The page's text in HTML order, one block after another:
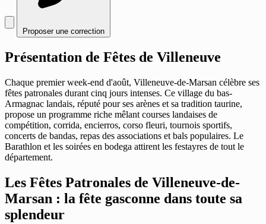
Proposer une correction
Présentation de Fêtes de Villeneuve
Chaque premier week-end d'août, Villeneuve-de-Marsan célèbre ses
fêtes patronales durant cinq jours intenses. Ce village du bas-
Armagnac landais, réputé pour ses arènes et sa tradition taurine,
propose un programme riche mêlant courses landaises de
compétition, corrida, encierros, corso fleuri, tournois sportifs,
concerts de bandas, repas des associations et bals populaires. Le
Barathlon et les soirées en bodega attirent les festayres de tout le
département.
Les Fêtes Patronales de Villeneuve-de-
Marsan : la fête gasconne dans toute sa
splendeur